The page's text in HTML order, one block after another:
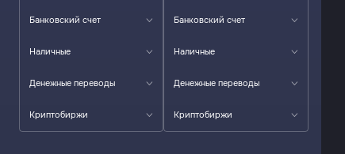
Банковский счет
Наличные
Денежные переводы
Криптобиржи
Банковский счет
Наличные
Денежные переводы
Криптобиржи